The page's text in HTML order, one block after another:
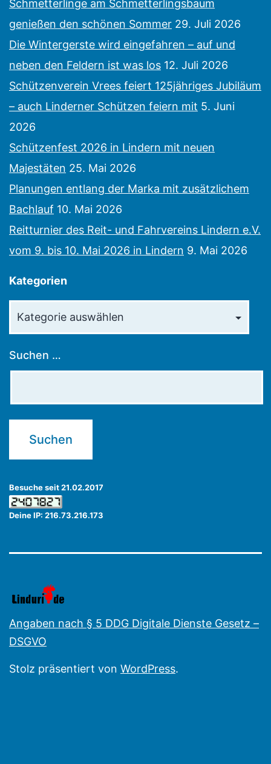
Schmetterlinge am Schmetterlingsbaum
genießen den schönen Sommer 29. Juli 2026
Die Wintergerste wird eingefahren – auf und
neben den Feldern ist was los 12. Juli 2026
Schützenverein Vrees feiert 125jähriges Jubiläum
– auch Linderner Schützen feiern mit 5. Juni
2026
Schützenfest 2026 in Lindern mit neuen
Majestäten 25. Mai 2026
Planungen entlang der Marka mit zusätzlichem
Bachlauf 10. Mai 2026
Reitturnier des Reit- und Fahrvereins Lindern e.V.
vom 9. bis 10. Mai 2026 in Lindern 9. Mai 2026
Kategorien
Suchen …
Besuche seit 21.02.2017
Deine IP: 216.73.216.173
Angaben nach § 5 DDG Digitale Dienste Gesetz –
DSGVO
Stolz präsentiert von WordPress.